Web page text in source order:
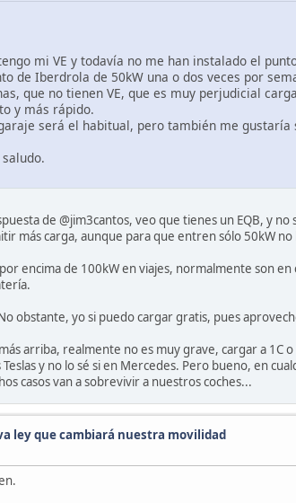
mi VE y todavía no me han instalado el
de Iberdrola de 50kW una o dos veces por
que no tienen VE, que es muy perjudicial
y más rápido.
será el habitual, pero también me
de @jim3cantos, veo que tienes un EQB, y
más carga, aunque para que entren sólo 50kW
encima de 100kW en viajes, normalmente son
obstante, yo si puedo cargar gratis, pues
arriba, realmente no es muy grave, cargar a
y no lo sé si en Mercedes. Pero bueno, en
casos van a sobrevivir a nuestros coches...
ley que cambiará nuestra movilidad